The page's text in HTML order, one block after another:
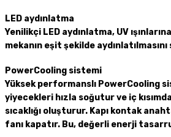
LED aydınlatma
Yenilikçi LED aydınlatma, UV
mekanın eşit şekilde
PowerCooling sistemi
Yüksek performanslı PowerCooling
yiyecekleri hızla soğutur ve iç
sıcaklığı oluşturur. Kapı kontak
fanı kapatır. Bu, değerli enerji